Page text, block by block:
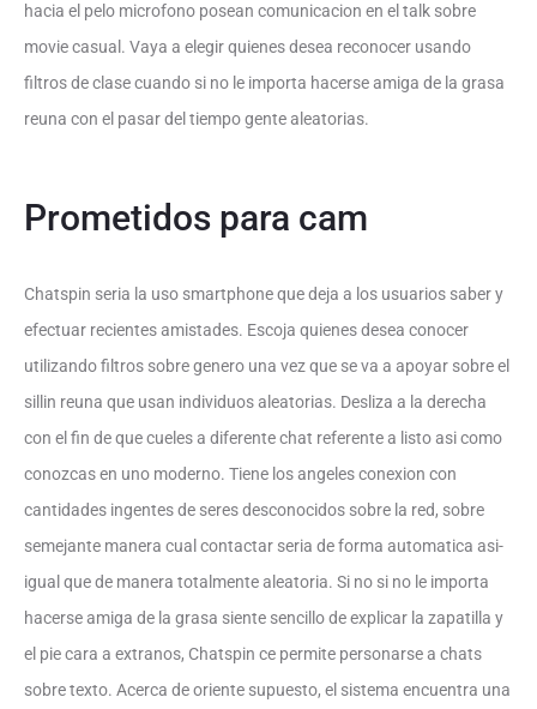
hacia el pelo microfono posean comunicacion en el talk sobre
movie casual. Vaya a elegir quienes desea reconocer usando
filtros de clase cuando si no le importa hacerse amiga de la grasa
reuna con el pasar del tiempo gente aleatorias.
Prometidos para cam
Chatspin seri­a la uso smartphone que deja a los usuarios saber y
efectuar recientes amistades. Escoja quienes desea conocer
utilizando filtros sobre genero una vez que se va a apoyar sobre el
silli­n reuna que usan individuos aleatorias. Desliza a la derecha
con el fin de que cueles a diferente chat referente a listo asi­ como
conozcas en uno moderno. Tiene los angeles conexion con
cantidades ingentes de seres desconocidos sobre la red, sobre
semejante manera cual contactar seri­a de forma automatica asi­
igual que de manera totalmente aleatoria. Si no si no le importa
hacerse amiga de la grasa siente sencillo de explicar la zapatilla y
el pie cara a extranos, Chatspin ce permite personarse a chats
sobre texto. Acerca de oriente supuesto, el sistema encuentra una